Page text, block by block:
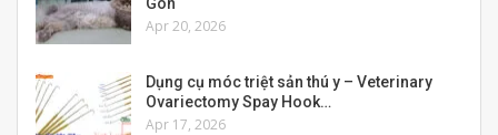
Apr 20, 2026
Dụng cụ móc triệt sản thú y – Veterinary
Ovariectomy Spay Hook…
Apr 17, 2026